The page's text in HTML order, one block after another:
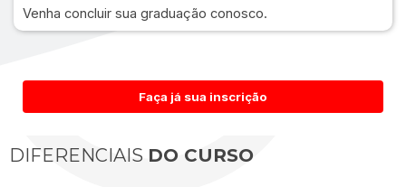
Venha concluir sua graduação conosco.
Faça já sua inscrição
DIFERENCIAIS DO CURSO